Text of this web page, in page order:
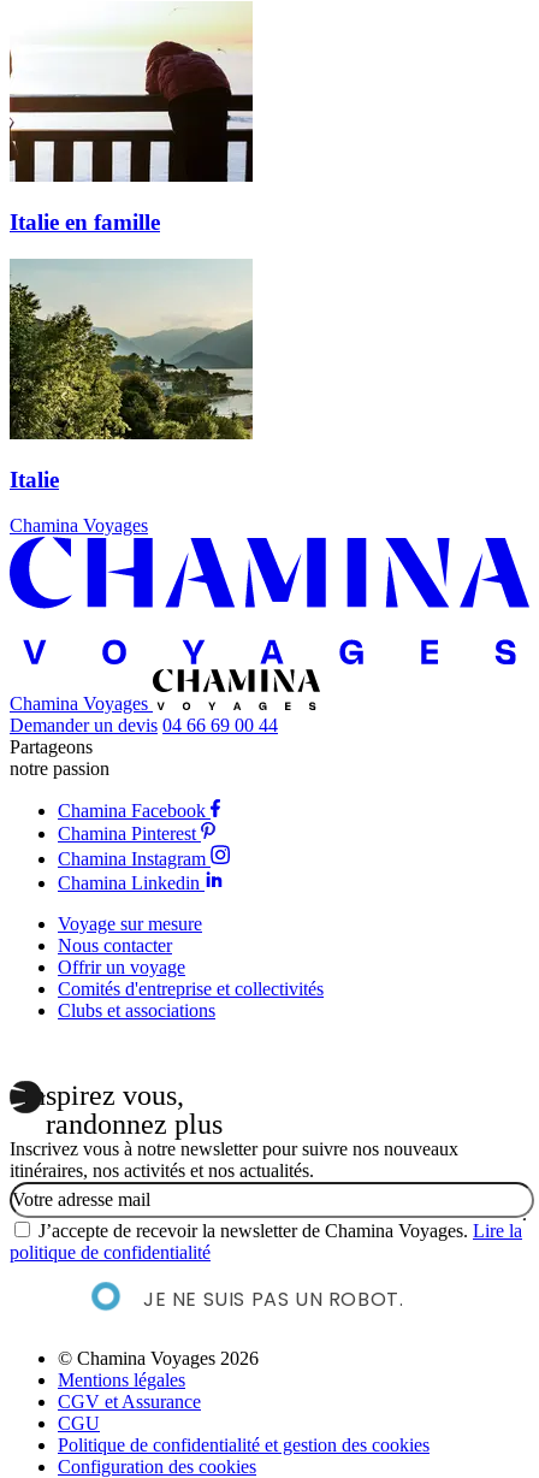
Italie en famille
Italie
Chamina Voyages
Chamina Voyages
Demander un devis 04 66 69 00 44
Partageons
notre passion
Chamina Facebook
Chamina Pinterest
Chamina Instagram
Chamina Linkedin
Voyage sur mesure
Nous contacter
Offrir un voyage
Comités d'entreprise et collectivités
Clubs et associations
Inspirez vous,
randonnez plus
Inscrivez vous à notre newsletter pour suivre nos nouveaux
itinéraires, nos activités et nos actualités.
Email
J’accepte de recevoir la newsletter de Chamina Voyages. Lire la
politique de confidentialité
JE NE SUIS PAS UN ROBOT.
© Chamina Voyages 2026
Mentions légales
CGV et Assurance
CGU
Politique de confidentialité et gestion des cookies
Configuration des cookies